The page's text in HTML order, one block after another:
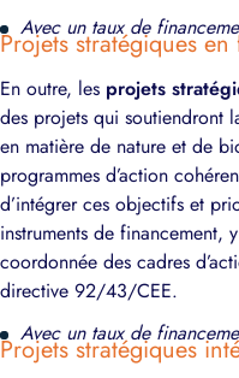
Avec un taux de
Projets stratégiques
En outre, les projets
des projets qui soutiendront
en matière de nature et de
programmes d’action
d’intégrer ces objectifs et
instruments de
coordonnée des cadres
directive 92/43/CEE.
Avec un taux de
Projets stratégiques